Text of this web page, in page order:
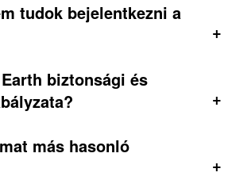
tudok bejelentkezni a
+
biztonsági és
+
más hasonló
+